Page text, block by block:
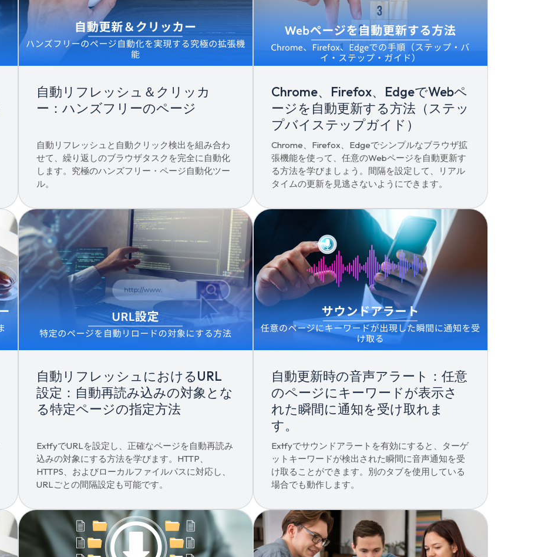
自動リフレッシュ＆クリッカ
ー：ハンズフリーのページ
自動リフレッシュと自動クリック検出を組み合わ
せて、繰り返しのブラウザタスクを完全に自動化
します。究極のハンズフリー・ページ自動化ツー
ル。
Chrome、Firefox、EdgeでWebペ
ージを自動更新する方法（ステッ
プバイステップガイド）
Chrome、Firefox、Edgeでシンプルなブラウザ拡
張機能を使って、任意のWebページを自動更新す
る方法を学びましょう。間隔を設定して、リアル
タイムの更新を見逃さないようにできます。
自動リフレッシュにおけるURL
設定：自動再読み込みの対象とな
る特定ページの指定方法
ExtfyでURLを設定し、正確なページを自動再読み
込みの対象にする方法を学びます。HTTP、
HTTPS、およびローカルファイルパスに対応し、
URLごとの間隔設定も可能です。
自動更新時の音声アラート：任意
のページにキーワードが表示さ
れた瞬間に通知を受け取れま
す。
Extfyでサウンドアラートを有効にすると、ターゲ
ットキーワードが検出された瞬間に音声通知を受
け取ることができます。別のタブを使用している
場合でも動作します。